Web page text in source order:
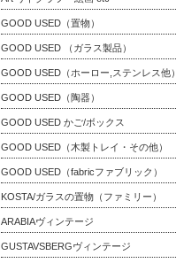
GOOD USED（置物）
GOOD USED （ガラス製品）
GOOD USED（ホーロー,ステンレス他）
GOOD USED（陶器）
GOOD USED かご/ボックス
GOOD USED（木製トレイ・その他）
GOOD USED（fabricファブリック）
KOSTA/ガラスの置物（ファミリー）
ARABIAヴィンテージ
GUSTAVSBERGヴィンテージ